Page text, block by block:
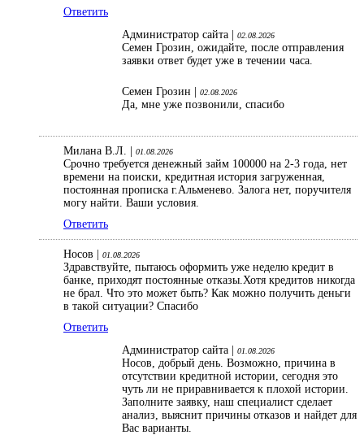
Ответить
Администратор сайта |
02.08.2026
Семен Грозин, ожидайте, после отправления
заявки ответ будет уже в течении часа.
Семен Грозин | 02.08.2026
Да, мне уже позвонили, спасибо
Милана В.Л. | 01.08.2026
Срочно требуется денежный займ 100000 на 2-3 года, нет
времени на поиски, кредитная история загруженная,
постоянная прописка г.Альменево. Залога нет, поручителя
могу найти. Ваши условия.
Ответить
Носов | 01.08.2026
Здравствуйте, пытаюсь оформить уже неделю кредит в
банке, приходят постоянные отказы.Хотя кредитов никогда
не брал. Что это может быть? Как можно получить деньги
в такой ситуации? Спасибо
Ответить
Администратор сайта |
01.08.2026
Носов, добрый день. Возможно, причина в
отсутствии кредитной истории, сегодня это
чуть ли не приравнивается к плохой истории.
Заполните заявку, наш специалист сделает
анализ, выяснит причины отказов и найдет для
Вас варианты.